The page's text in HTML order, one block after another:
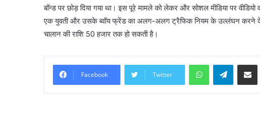
बॉन्ड पर छोड़ दिया गया था। इस पूरे मामले को लेकर और सोशल मीडिया पर वीडियो
एक युवती और उसके ब्वॉय फ्रेंड का अलग-अलग ट्रैफिक नियम के उल्लंघन करने के
चालान की राशि 50 हजार तक हो सकती है।
Facebook Twitter
WhatsAppTelegram